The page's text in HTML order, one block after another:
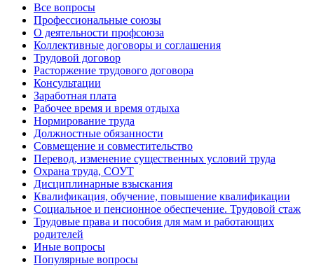
Все вопросы
Профессиональные союзы
О деятельности профсоюза
Коллективные договоры и соглашения
Трудовой договор
Расторжение трудового договора
Консультации
Заработная плата
Рабочее время и время отдыха
Нормирование труда
Должностные обязанности
Совмещение и совместительство
Перевод, изменение существенных условий труда
Охрана труда, СОУТ
Дисциплинарные взыскания
Квалификация, обучение, повышение квалификации
Социальное и пенсионное обеспечение. Трудовой стаж
Трудовые права и пособия для мам и работающих
родителей
Иные вопросы
Популярные вопросы